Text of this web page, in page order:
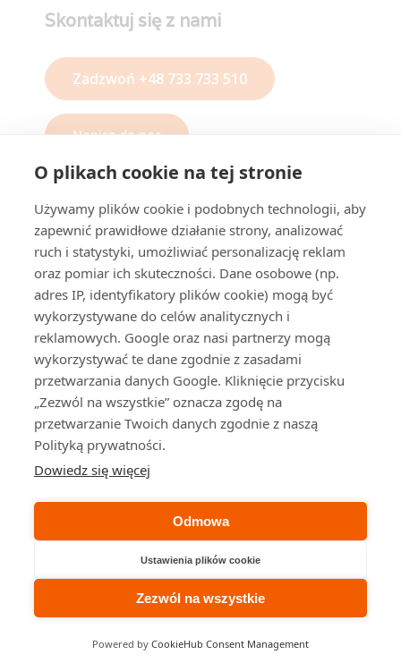
O plikach cookie na tej stronie
Używamy plików cookie i podobnych technologii, aby
zapewnić prawidłowe działanie strony, analizować
ruch i statystyki, umożliwiać personalizację reklam
oraz pomiar ich skuteczności. Dane osobowe (np.
adres IP, identyfikatory plików cookie) mogą być
wykorzystywane do celów analitycznych i
reklamowych. Google oraz nasi partnerzy mogą
wykorzystywać te dane zgodnie z zasadami
przetwarzania danych Google. Kliknięcie przycisku
„Zezwól na wszystkie” oznacza zgodę na
przetwarzanie Twoich danych zgodnie z naszą
Polityką prywatności.
Dowiedz się więcej
Odmowa
Ustawienia plików cookie
Zezwól na wszystkie
Powered by CookieHub Consent Management
Skontaktuj się z nami
Zadzwoń +48 733 733 510
Napisz do nas
O nas
Wirtualne biuro Warszawa ul. Nowogrodzka
64/43. Prestiżowa lokalizacja w samym
centrum Warszawy.
Na skróty
Strona główna
Księgowość
Sale konferencyjne
Cennik
Kontakt
Projekt strony i opieka marketingowa: